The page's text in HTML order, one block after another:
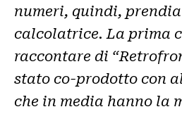
numeri, quindi,
calcolatrice. La prima
raccontare di
stato co-prodotto con
che in media hanno la